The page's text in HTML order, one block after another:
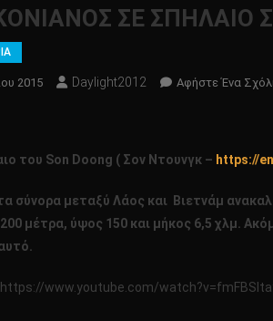
ΣΕ ΣΠΗΛΑΙΟ
2015 Daylight2012 Αφήστε Ένα
του Son Doong ( Σον Ντουνγκ – https://
σύνορα μεταξύ Λάος και Βιετνάμ
μέτρα, ύψος 150 και μήκος 6,5 χλμ.
www.youtube.com/